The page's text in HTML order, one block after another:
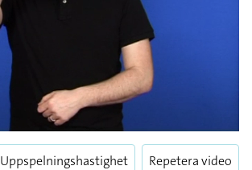
Uppspelningshastighet Repetera video